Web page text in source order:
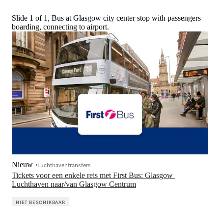
Slide 1 of 1, Bus at Glasgow city center stop with passengers
boarding, connecting to airport.
Tickets voor een enkele reis met First Bus: Glasgow
Luchthaven naar/van Glasgow Centrum
Nieuw Luchthaventransfers
NIET BESCHIKBAAR